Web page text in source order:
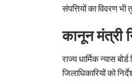
संपत्तियों का विवरण
कानून मंत्री
राज्य धार्मिक न्यास
जिलाधिकारियों को